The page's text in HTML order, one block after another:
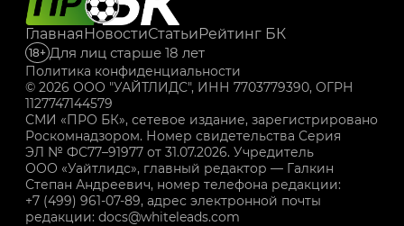
Главная НовостиСтатьиРейтинг БК
Политика конфиденциальности
© 2026 ООО "УАЙТЛИДС", ИНН 7703779390, ОГРН
1127747144579
18+ Для лиц старше 18 лет
СМИ «ПРО БК», сетевое издание, зарегистрировано
Роскомнадзором. Номер свидетельства Серия
ЭЛ № ФС77–91977 от 31.07.2026. Учредитель
ООО «Уайтлидс», главный редактор — Галкин
Степан Андреевич, номер телефона редакции:
+7 (499) 961-07-89, адрес электронной почты
редакции: docs@whiteleads.com